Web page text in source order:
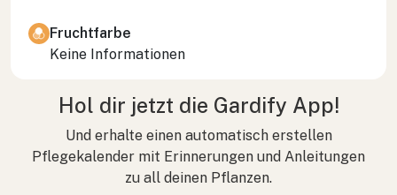
Fruchtfarbe
Keine Informationen
Hol dir jetzt die Gardify App!
Und erhalte einen automatisch erstellen
Pflegekalender mit Erinnerungen und Anleitungen
zu all deinen Pflanzen.